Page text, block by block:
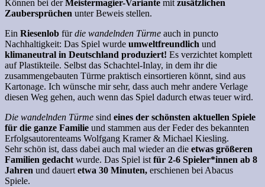
Können bei derMeistermagier-Variante mitzusätzlichen
Zaubersprüchen unter Beweis stellen.
Ein Riesenlob fürdie wandelnden Türme auch in puncto
Nachhaltigkeit: Das Spiel wurde umweltfreundlich und
klimaneutral in Deutschland produziert! Es verzichtet komplett
auf Plastikteile. Selbst das Schachtel-Inlay, in dem ihr die
zusammengebauten Türme praktisch einsortieren könnt, sind aus
Kartonage. Ich wünsche mir sehr, dass auch mehr andere Verlage
diesen Weg gehen, auch wenn das Spiel dadurch etwas teuer wird.
Die wandelnden Türme sind eines der schönsten aktuellen Spiele
für die ganze Familie und stammen aus der Feder des bekannten
Erfolgsautorenteams Wolfgang Kramer & Michael Kiesling.
Sehr schön ist, dass dabei auch mal wieder an die etwas größeren
Familien gedachtwurde. Das Spiel istfür 2-6 Spieler*innen ab 8
Jahren und dauertetwa 30 Minuten, erschienen bei Abacus
Spiele.